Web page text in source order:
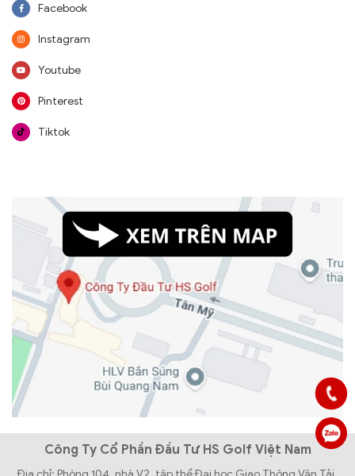
Facebook
Instagram
Youtube
Pinterest
Tiktok
Công Ty Cổ Phần Đầu Tư HS Golf Việt Nam